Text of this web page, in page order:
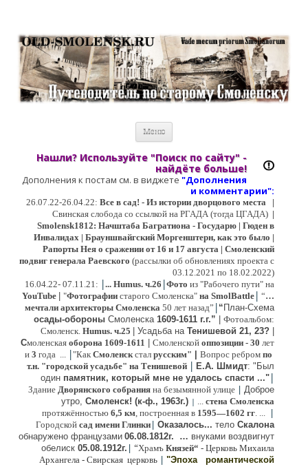
открытки, карты …
Меню
Нашли? Используйте "Поиск по сайту" -
найдёте больше!
Дополнения к постам см. в виджете "Дополнения
и комментарии":
26.07.22-26.04.22: Все в сад! - Из истории дворцового места
|
Свинская слобода со ссылкой на РГАДА (тогда ЦГАДА) |
Smolensk1812: Начштаба Багратиона - Государю | Гюден в
Инвалидах | Брауншвайгский Моргенштерн, как это было |
Рапорты Нея о сражении от 16 и 17 августа | Смоленский
подвиг генерала Раевского (рассылки об обновлениях проекта с
03.12.2021 по 18.02.2022)
16.04.22- 07.11.21: |... Humus. ч.26 |Фото из "Рабочего пути" на
YouTube
"Фотографии старого Смоленска" на SmolBattle | “…
мечтали архитекторы Смоленска 50 лет назад” | “ План-Схема
осады-обороны Смоленска 1609-1611 г.г.”
Фотоальбом:
Смоленск. Humus. ч.25 | Усадьба на Тенишевой 21, 23?
Смоленская оборона 1609-1611 Смоленской оппозиции - 30 лет
и 3 года ... |"Как Смоленскстал русским" Вопрос ребром по
т.н. "городской усадьбе" на Тенишевой | Е.А. Шмидт: "Был
один памятник, который мне не удалось спасти ..." |
Здание Дворянского собрания на безымянной улице | Доброе
утро, Смоленск! (к-ф., 1963г.) | ... стена Смоленска
протяжённостью 6,5 км, построенная в 1595—1602 гг. ... |
Городской сад имени Глинки | Оказалось... тело Скалона
обнаружено французами 06.08.1812г. … внуками воздвигнут
обелиск 05.08.1912г. | “Храмъ Князей“ - Церковь Михаила
Архангела - Свирская церковь | "Эпохаромантической